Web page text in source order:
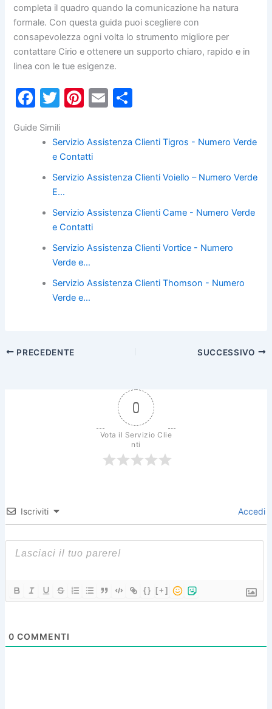
completa il quadro quando la comunicazione ha natura
formale. Con questa guida puoi scegliere con
consapevolezza ogni volta lo strumento migliore per
contattare Cirio e ottenere un supporto chiaro, rapido e in
linea con le tue esigenze.
F
c
b
o
T
itt
er
Pi
er
e
st
E
ai n
vi
Guide Simili
Servizio Assistenza Clienti Tigros - Numero Verde
e Contatti
Servizio Assistenza Clienti Voiello – Numero Verde
E…
Servizio Assistenza Clienti Came - Numero Verde
e Contatti
Servizio Assistenza Clienti Vortice - Numero
Verde e…
Servizio Assistenza Clienti Thomson - Numero
Verde e…
PRECEDENTE SUCCESSIVO
0
Vota il Servizio Clie
nti
Iscriviti Accedi
{} [+]
0 COMMENTI